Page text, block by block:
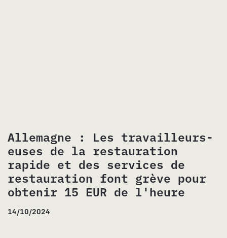
Allemagne : Les travailleurs-
euses de la restauration
rapide et des services de
restauration font grève pour
obtenir 15 EUR de l'heure
14/10/2024